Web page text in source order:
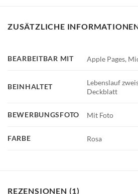
ZUSÄTZLICHE
BEARBEITBAR MIT Apple Pages,
BEINHALTET
Lebenslauf
Deckblatt
BEWERBUNGSFOTO Mit Foto
FARBE Rosa
REZENSIONEN (1)